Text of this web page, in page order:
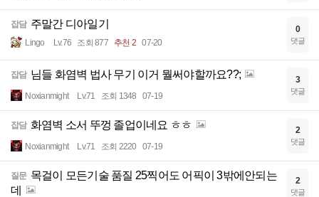
잡담 주말간 디아일기
Lingo Lv.76 조회 877 추천 2 07-20
0
댓글
잡담 님들 화염벽 법사 무기 이거 뭘써야할까요??;
Noxianmight Lv.71 조회 1348 07-19
3
댓글
잡담 화염벽 소서 뚜껑 졸업이네요 ㅎㅎ
Noxianmight Lv.71 조회 2220 07-19
2
댓글
질문 목걸이 모든기술 품질 25찍어도 어픽이 3밖에안되는
데
2
댓글